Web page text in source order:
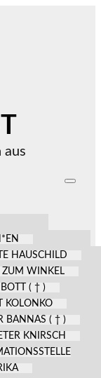
aus
HAUSCHILD
ZUM WINKEL
BOTT ( † )
KOLONKO
BANNAS ( † )
KNIRSCH